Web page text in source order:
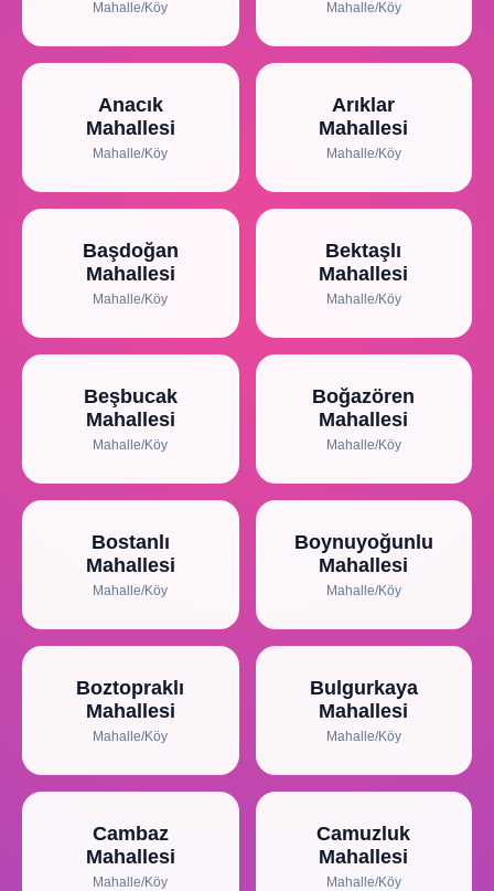
Mahalle/Köy Mahalle/Köy
Anacık
Mahallesi
Mahalle/Köy
Arıklar
Mahallesi
Mahalle/Köy
Başdoğan
Mahallesi
Mahalle/Köy
Bektaşlı
Mahallesi
Mahalle/Köy
Beşbucak
Mahallesi
Mahalle/Köy
Boğazören
Mahallesi
Mahalle/Köy
Bostanlı
Mahallesi
Mahalle/Köy
Boynuyoğunlu
Mahallesi
Mahalle/Köy
Boztopraklı
Mahallesi
Mahalle/Köy
Bulgurkaya
Mahallesi
Mahalle/Köy
Cambaz
Mahallesi
Mahalle/Köy
Camuzluk
Mahallesi
Mahalle/Köy